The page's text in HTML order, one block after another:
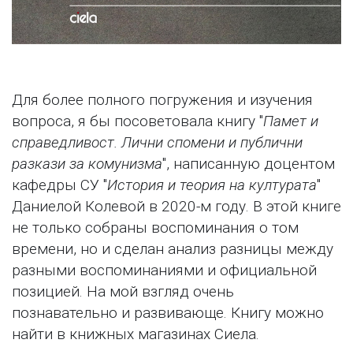
Для более полного погружения и изучения
вопроса, я бы посоветовала книгу "Памет и
справедливост. Лични спомени и публични
разкази за комунизма", написанную доцентом
кафедры СУ "История и теория на културата"
Даниелой Колевой в 2020-м году. В этой книге
не только собраны воспоминания о том
времени, но и сделан анализ разницы между
разными воспоминаниями и официальной
позицией. На мой взгляд очень
познавательно и развивающе. Книгу можно
найти в книжных магазинах Сиела.